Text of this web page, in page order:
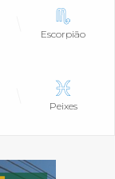
Escorpião
Peixes